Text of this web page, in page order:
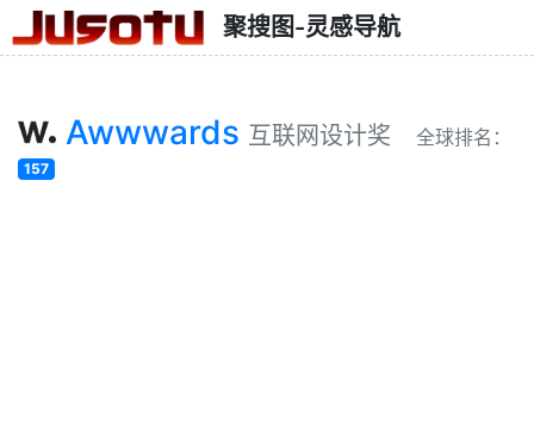
聚搜图-灵感导航
Awwwards 互联网设计奖 全球排名：
157